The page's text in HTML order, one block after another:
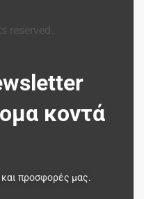
reserved.
κοντά
προσφορές μας.